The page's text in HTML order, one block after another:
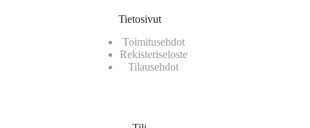
Tietosivut
Toimitusehdot
Rekisteriseloste
Tilausehdot